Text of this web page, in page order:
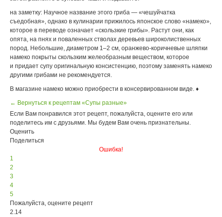
на заметку: Научное название этого гриба — «чешуйчатка
съедобная», однако в кулинарии прижилось японское слово «намеко»,
которое в переводе означает «скользкие грибы». Растут они, как
опята, на пнях и поваленных стволах деревьев широколиственных
пород. Небольшие, диаметром 1–2 см, оранжево-коричневые шляпки
намеко покрыты скользким желеобразным веществом, которое
и придает супу оригинальную консистенцию, поэтому заменять намеко
другими грибами не рекомендуется.
В магазине намеко можно приобрести в консервированном виде. ♦
← Вернуться к рецептам «Супы разные»
Если Вам понравился этот рецепт, пожалуйста, оцените его или
поделитесь им с друзьями. Мы будем Вам очень признательны.
Оценить
Поделиться
Ошибка!
1
2
3
4
5
Пожалуйста, оцените рецепт
2.14